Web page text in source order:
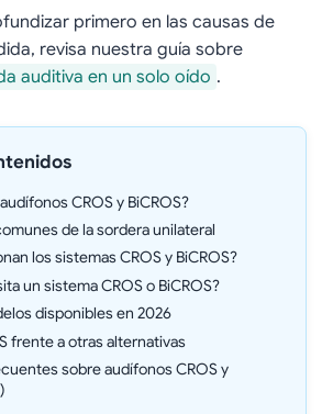
primero en las causas de
revisa nuestra guía sobre
auditiva en un solo oído .
CROS y BiCROS?
de la sordera unilateral
los sistemas CROS y BiCROS?
un sistema CROS o BiCROS?
disponibles en 2026
frente a otras alternativas
sobre audífonos CROS y